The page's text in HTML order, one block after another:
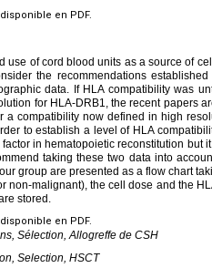
en PDF.
use of cord blood units as a source of
the recommendations
data. If HLA compatibility was
for HLA-DRB1, the recent papers
a compatibility now defined in high
to establish a level of HLA
in hematopoietic reconstitution but
taking these two data into
group are presented as a flow chart
non-malignant), the cell dose and the
stored.
en PDF.
Sélection, Allogreffe de CSH
Selection, HSCT